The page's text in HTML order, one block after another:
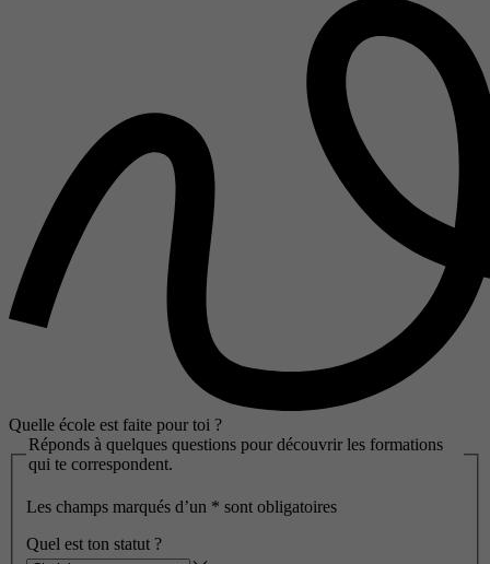
Quelle école est faite pour toi ?
Réponds à quelques questions pour découvrir les formations
qui te correspondent.
Les champs marqués d’un * sont obligatoires
Quel est ton statut ?